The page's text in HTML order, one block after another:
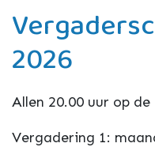
2026
Allen 20.00 uur op
Vergadering 1: